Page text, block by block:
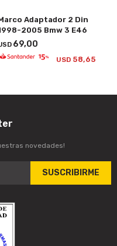
Adaptador 2 Din
2005 Bmw 3 E46
69,00
USD 58,65
novedades!
SUSCRIBIRME